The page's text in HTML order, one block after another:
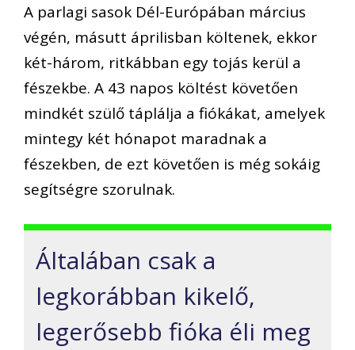
A parlagi sasok Dél-Európában március
végén, másutt áprilisban költenek, ekkor
két-három, ritkábban egy tojás kerül a
fészekbe. A 43 napos költést követően
mindkét szülő táplálja a fiókákat, amelyek
mintegy két hónapot maradnak a
fészekben, de ezt követően is még sokáig
segítségre szorulnak.
Általában csak a
legkorábban kikelő,
legerősebb fióka éli meg